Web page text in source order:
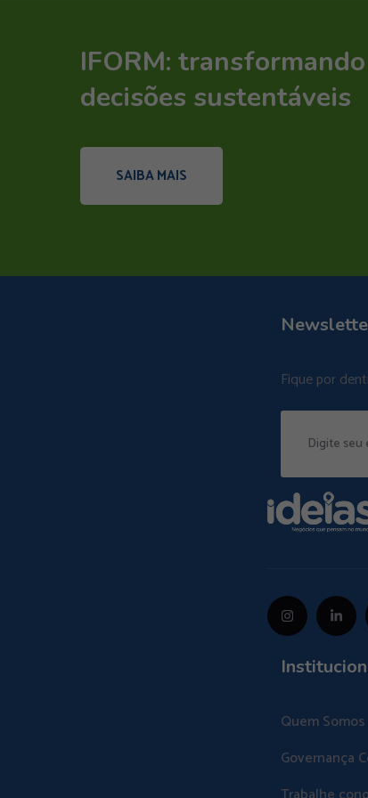
IFORM:
decisões sustentáveis
SAIBA MAIS
Fique por
Quem Somos
Governança